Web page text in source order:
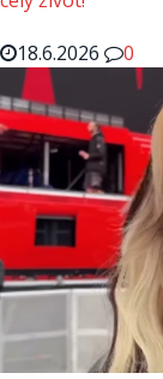
18.6.2026
0